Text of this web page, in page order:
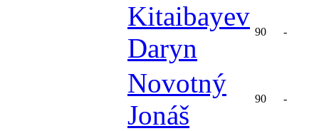
Kitaibayev
Daryn
90 -
Novotný
Jonáš
90 -